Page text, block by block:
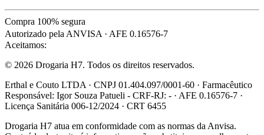
Compra 100% segura
Autorizado pela ANVISA · AFE 0.16576-7
Aceitamos:
© 2026 Drogaria H7. Todos os direitos reservados.
Erthal e Couto LTDA · CNPJ 01.404.097/0001-60 · Farmacêutico
Responsável: Igor Souza Patueli - CRF-RJ: - · AFE 0.16576-7 ·
Licença Sanitária 006-12/2024 · CRT 6455
Drogaria H7 atua em conformidade com as normas da Anvisa.